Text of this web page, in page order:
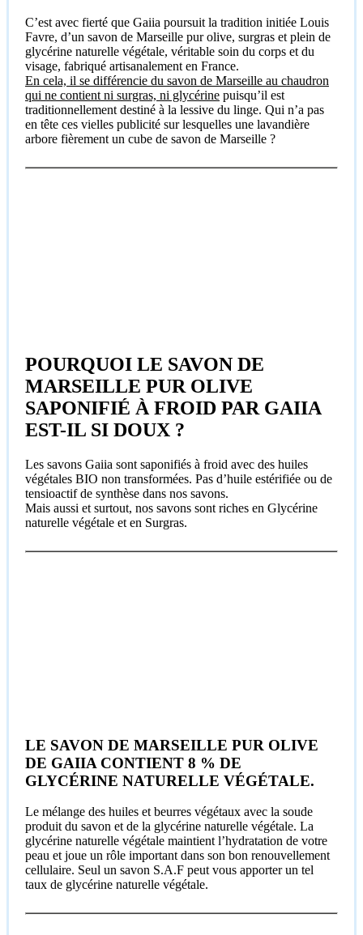
C’est avec fierté que Gaiia poursuit la tradition initiée Louis
Favre, d’un savon de Marseille pur olive, surgras et plein de
glycérine naturelle végétale, véritable soin du corps et du
visage, fabriqué artisanalement en France.
En cela, il se différencie du savon de Marseille au chaudron
qui ne contient ni surgras, ni glycérine puisqu’il est
traditionnellement destiné à la lessive du linge. Qui n’a pas
en tête ces vielles publicité sur lesquelles une lavandière
arbore fièrement un cube de savon de Marseille ?
POURQUOI LE SAVON DE
MARSEILLE PUR OLIVE
SAPONIFIÉ À FROID PAR GAIIA
EST-IL SI DOUX ?
Les savons Gaiia sont saponifiés à froid avec des huiles
végétales BIO non transformées. Pas d’huile estérifiée ou de
tensioactif de synthèse dans nos savons.
Mais aussi et surtout, nos savons sont riches en Glycérine
naturelle végétale et en Surgras.
LE SAVON DE MARSEILLE PUR OLIVE
DE GAIIA CONTIENT 8 % DE
GLYCÉRINE NATURELLE VÉGÉTALE.
Le mélange des huiles et beurres végétaux avec la soude
produit du savon et de la glycérine naturelle végétale. La
glycérine naturelle végétale maintient l’hydratation de votre
peau et joue un rôle important dans son bon renouvellement
cellulaire. Seul un savon S.A.F peut vous apporter un tel
taux de glycérine naturelle végétale.